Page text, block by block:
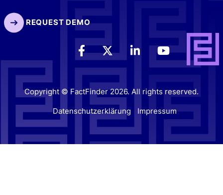
REQUEST DEMO
Copyright © FactFinder 2026. All rights reserved.
Datenschutzerklärung Impressum